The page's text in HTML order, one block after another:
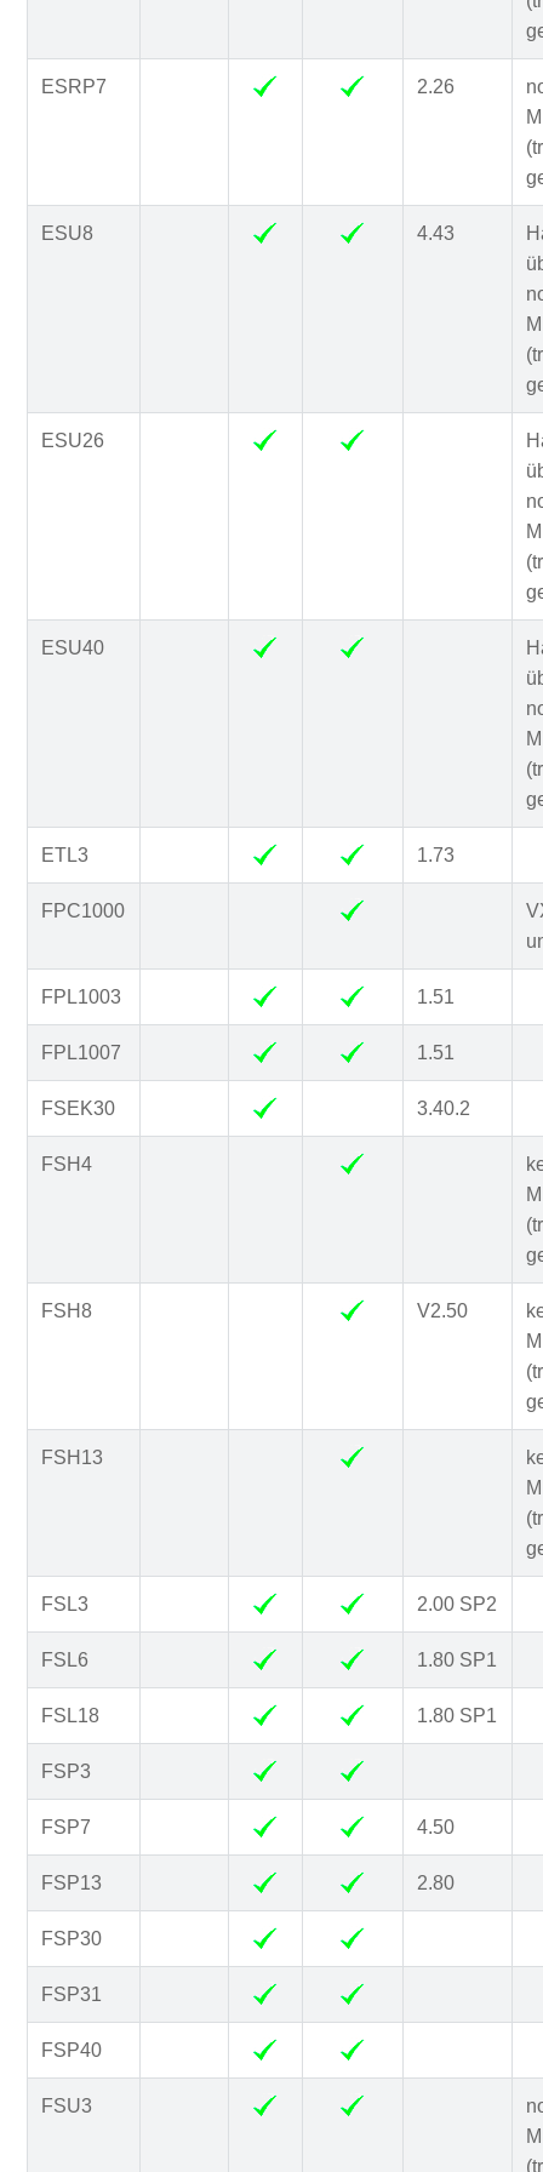
ESRP7 2.26
ESU8 4.43
ESU26
ESU40
ETL3 1.73
FPC1000
FPL1003 1.51
FPL1007 1.51
FSEK30 3.40.2
FSH4
FSH8 V2.50
FSH13
FSL3 2.00 SP2
FSL6 1.80 SP1
FSL18 1.80 SP1
FSP3
FSP7 4.50
FSP13 2.80
FSP30
FSP31
FSP40
FSU3